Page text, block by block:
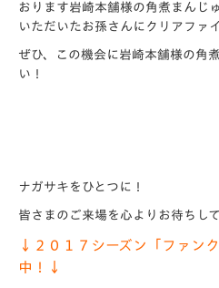
おります岩崎本舗様の角煮まんじ
いただいたお孫さんにクリアファ
ぜひ、この機会に岩崎本舗様の角
い！
ナガサキをひとつに！
皆さまのご来場を心よりお待ちし
↓２０１７シーズン「ファン
中！↓